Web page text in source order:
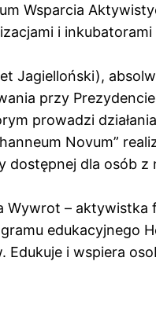
Wsparcia
i inkubatorami
Jagielloński),
przy
prowadzi
Novum”
dla osób z
Wywrot –
edukacyjnego
Edukuje i wspiera